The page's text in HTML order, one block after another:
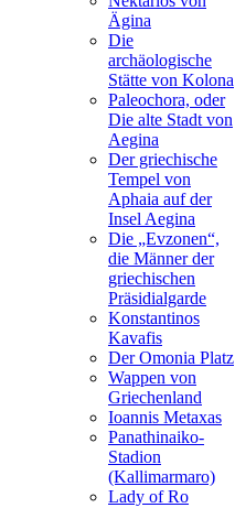
Ägina
Die
archäologische
Stätte von Kolona
Paleochora, oder
Die alte Stadt von
Aegina
Der griechische
Tempel von
Aphaia auf der
Insel Aegina
Die „Evzonen“,
die Männer der
griechischen
Präsidialgarde
Konstantinos
Kavafis
Der Omonia Platz
Wappen von
Griechenland
Ioannis Metaxas
Panathinaiko-
Stadion
(Kallimarmaro)
Lady of Ro